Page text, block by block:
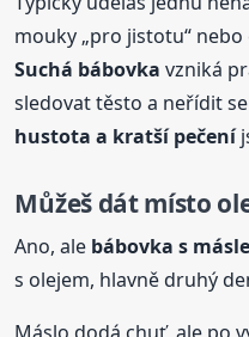
mouky „pro jistotu“
Suchá bábovka vzniká
sledovat těsto a neřídit
hustota a kratší pečení
Můžeš dát místo
Ano, ale bábovka s
s olejem, hlavně druhý